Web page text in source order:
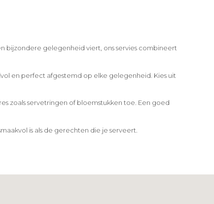
bijzondere gelegenheid viert, ons servies combineert
en perfect afgestemd op elke gelegenheid. Kies uit
zoals servetringen of bloemstukken toe. Een goed
is als de gerechten die je serveert.